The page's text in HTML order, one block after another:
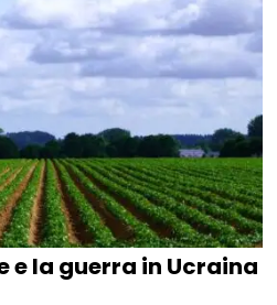
e la guerra in Ucraina